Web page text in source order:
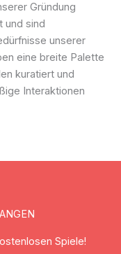
Gründung
und sind
unserer
eine breite Palette
kuratiert und
Interaktionen
Spiele!